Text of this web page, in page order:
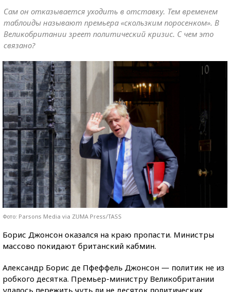
Сам он отказывается уходить в отставку. Тем временем
таблоиды называют премьера «скользким поросенком». В
Великобритании зреет политический кризис. С чем это
связано?
Фото: Parsons Media via ZUMA Press/TASS
Борис Джонсон оказался на краю пропасти. Министры
массово покидают британский кабмин.
Александр Борис де Пфеффель Джонсон — политик не из
робкого десятка. Премьер-министру Великобритании
удалось пережить чуть ли не десяток политических